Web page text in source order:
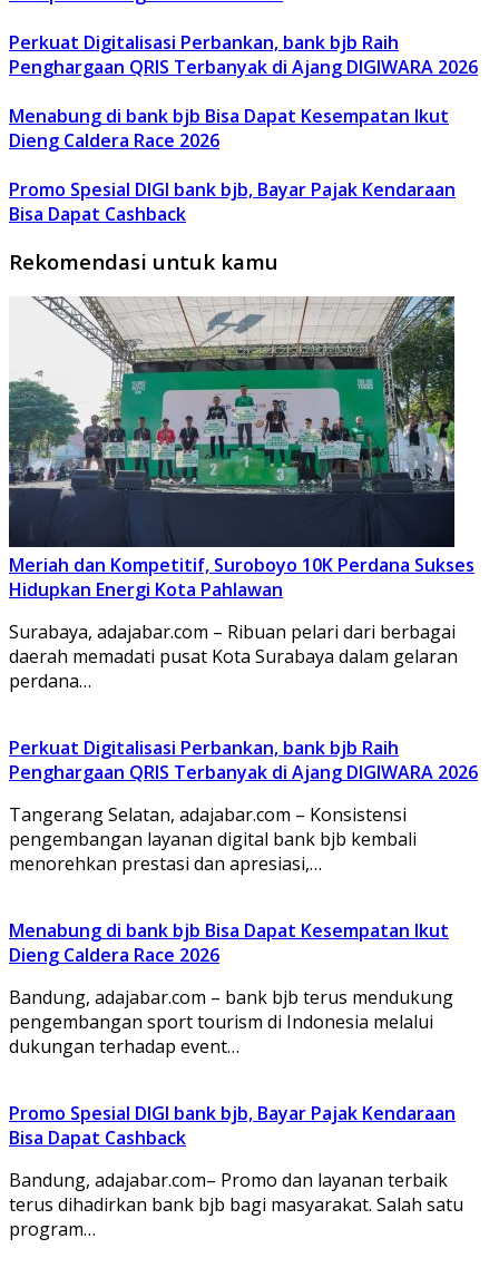
Perkuat Digitalisasi Perbankan, bank bjb Raih
Penghargaan QRIS Terbanyak di Ajang DIGIWARA 2026
Menabung di bank bjb Bisa Dapat Kesempatan Ikut
Dieng Caldera Race 2026
Promo Spesial DIGI bank bjb, Bayar Pajak Kendaraan
Bisa Dapat Cashback
Rekomendasi untuk kamu
Meriah dan Kompetitif, Suroboyo 10K Perdana Sukses
Hidupkan Energi Kota Pahlawan
Surabaya, adajabar.com – Ribuan pelari dari berbagai
daerah memadati pusat Kota Surabaya dalam gelaran
perdana…
Perkuat Digitalisasi Perbankan, bank bjb Raih
Penghargaan QRIS Terbanyak di Ajang DIGIWARA 2026
Tangerang Selatan, adajabar.com – Konsistensi
pengembangan layanan digital bank bjb kembali
menorehkan prestasi dan apresiasi,…
Menabung di bank bjb Bisa Dapat Kesempatan Ikut
Dieng Caldera Race 2026
Bandung, adajabar.com – bank bjb terus mendukung
pengembangan sport tourism di Indonesia melalui
dukungan terhadap event…
Promo Spesial DIGI bank bjb, Bayar Pajak Kendaraan
Bisa Dapat Cashback
Bandung, adajabar.com– Promo dan layanan terbaik
terus dihadirkan bank bjb bagi masyarakat. Salah satu
program…